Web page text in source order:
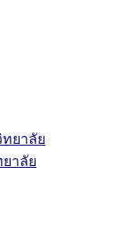
ยาลัย
าลัย